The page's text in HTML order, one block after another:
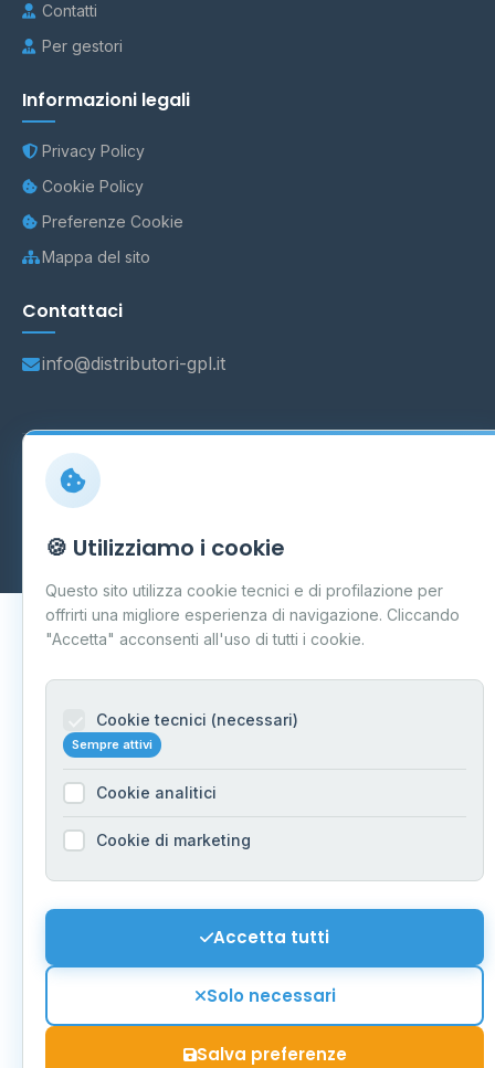
Contatti
Per gestori
Informazioni legali
Privacy Policy
Cookie Policy
Preferenze Cookie
Mappa del sito
Contattaci
info@distributori-gpl.it
© 2026 - Distributori di GPL -
Dati forniti da Ministero delle Imprese e del Made in Italy
Aggiornamento quotidiano
🍪 Utilizziamo i cookie
Questo sito utilizza cookie tecnici e di profilazione per
offrirti una migliore esperienza di navigazione. Cliccando
"Accetta" acconsenti all'uso di tutti i cookie.
Cookie tecnici (necessari)
Sempre attivi
Cookie analitici
Cookie di marketing
Accetta tutti
Solo necessari
Salva preferenze